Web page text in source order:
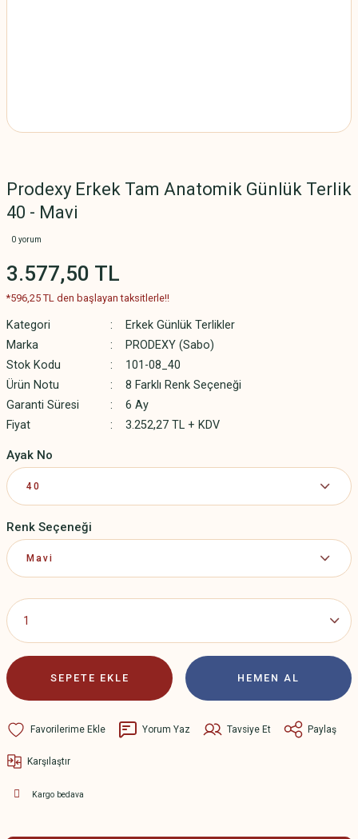
Prodexy Erkek Tam Anatomik Günlük Terlik
40 - Mavi
0 yorum
3.577,50 TL
*596,25 TL den başlayan taksitlerle!!
Kategori
Erkek Günlük Terlikler
Marka
PRODEXY (Sabo)
Stok Kodu
101-08_40
Ürün Notu
8 Farklı Renk Seçeneği
Garanti Süresi
6 Ay
Fiyat
3.252,27 TL + KDV
Ayak No
Renk Seçeneği
SEPETE EKLE HEMEN AL
Yorum Yaz Tavsiye Et Paylaş
Karşılaştır
Kargo bedava